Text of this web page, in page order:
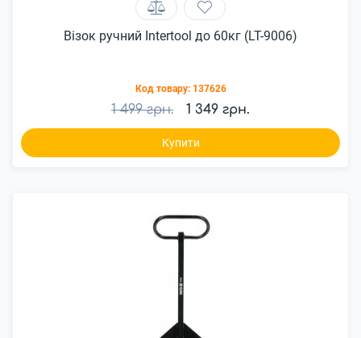
Візок ручний Intertool до 60кг (LT-9006)
Код товару: 137626
1 499 грн. 1 349 грн.
Купити